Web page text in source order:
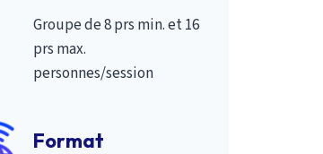
Groupe de 8 prs min. et 16
prs max.
personnes/session
Format